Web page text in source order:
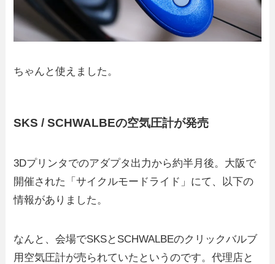
ちゃんと使えました。
SKS / SCHWALBEの空気圧計が発売
3Dプリンタでのアダプタ出力から約半月後。大阪で
開催された「サイクルモードライド」にて、以下の
情報がありました。
なんと、会場でSKSとSCHWALBEのクリックバルブ
用空気圧計が売られていたというのです。代理店と